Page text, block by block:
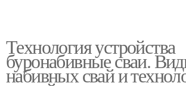
Технология устройства
буронабивные сваи.
набивных свай и